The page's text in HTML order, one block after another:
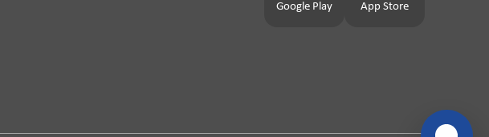
Google Play
App Store